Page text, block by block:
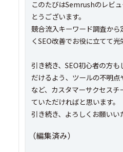
このたびはSemrushのレビ
とうございます。
競合流入キーワード調査か
くSEO改善でお役に立てて光
引き続き、SEO初心者の方
だけるよう、ツールの不明
など、カスタマーサクセス
ていただければと思います。
引き続き、よろしくお願いい
（編集済み）